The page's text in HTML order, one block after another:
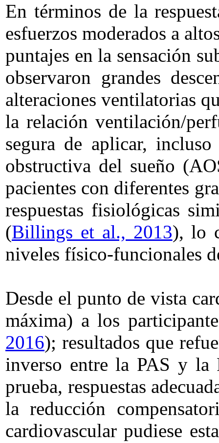
En términos de la
esfuerzos moderados a
puntajes en la sensación
observaron grandes
alteraciones ventilatorias
la relación ventilación/
segura de aplicar,
obstructiva del sueño
pacientes con diferentes
respuestas fisiológicas
(Billings et al., 2013), lo
niveles físico-funcionales
Desde el punto de vista
máxima) a los
2016); resultados que
inverso entre la PAS y la
prueba, respuestas
la reducción
cardiovascular pudiese